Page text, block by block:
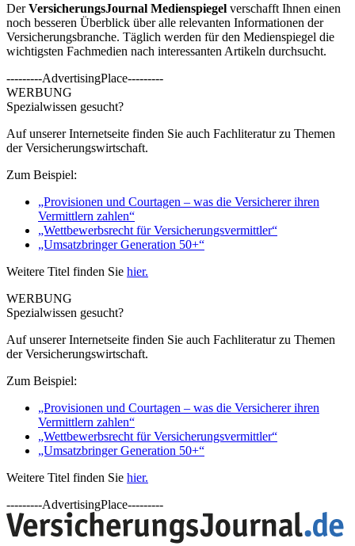
DerVersicherungsJournal Medienspiegel verschafft Ihnen einen
noch besseren Überblick über alle relevanten Informationen der
Versicherungsbranche. Täglich werden für den Medienspiegel die
wichtigsten Fachmedien nach interessanten Artikeln durchsucht.
---------AdvertisingPlace---------
WERBUNG
Spezialwissen gesucht?
Auf unserer Internetseite finden Sie auch Fachliteratur zu Themen
der Versicherungswirtschaft.
Zum Beispiel:
„Provisionen und Courtagen – was die Versicherer ihren
Vermittlern zahlen“
„Wettbewerbsrecht für Versicherungsvermittler“
„Umsatzbringer Generation 50+“
Weitere Titel finden Sie hier.
WERBUNG
Spezialwissen gesucht?
Auf unserer Internetseite finden Sie auch Fachliteratur zu Themen
der Versicherungswirtschaft.
Zum Beispiel:
„Provisionen und Courtagen – was die Versicherer ihren
Vermittlern zahlen“
„Wettbewerbsrecht für Versicherungsvermittler“
„Umsatzbringer Generation 50+“
Weitere Titel finden Sie hier.
---------AdvertisingPlace---------